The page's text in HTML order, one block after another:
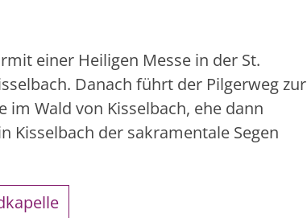
einer Heiligen Messe in der St.
Danach führt der Pilgerweg zur
im Wald von Kisselbach, ehe dann
Kisselbach der sakramentale Segen